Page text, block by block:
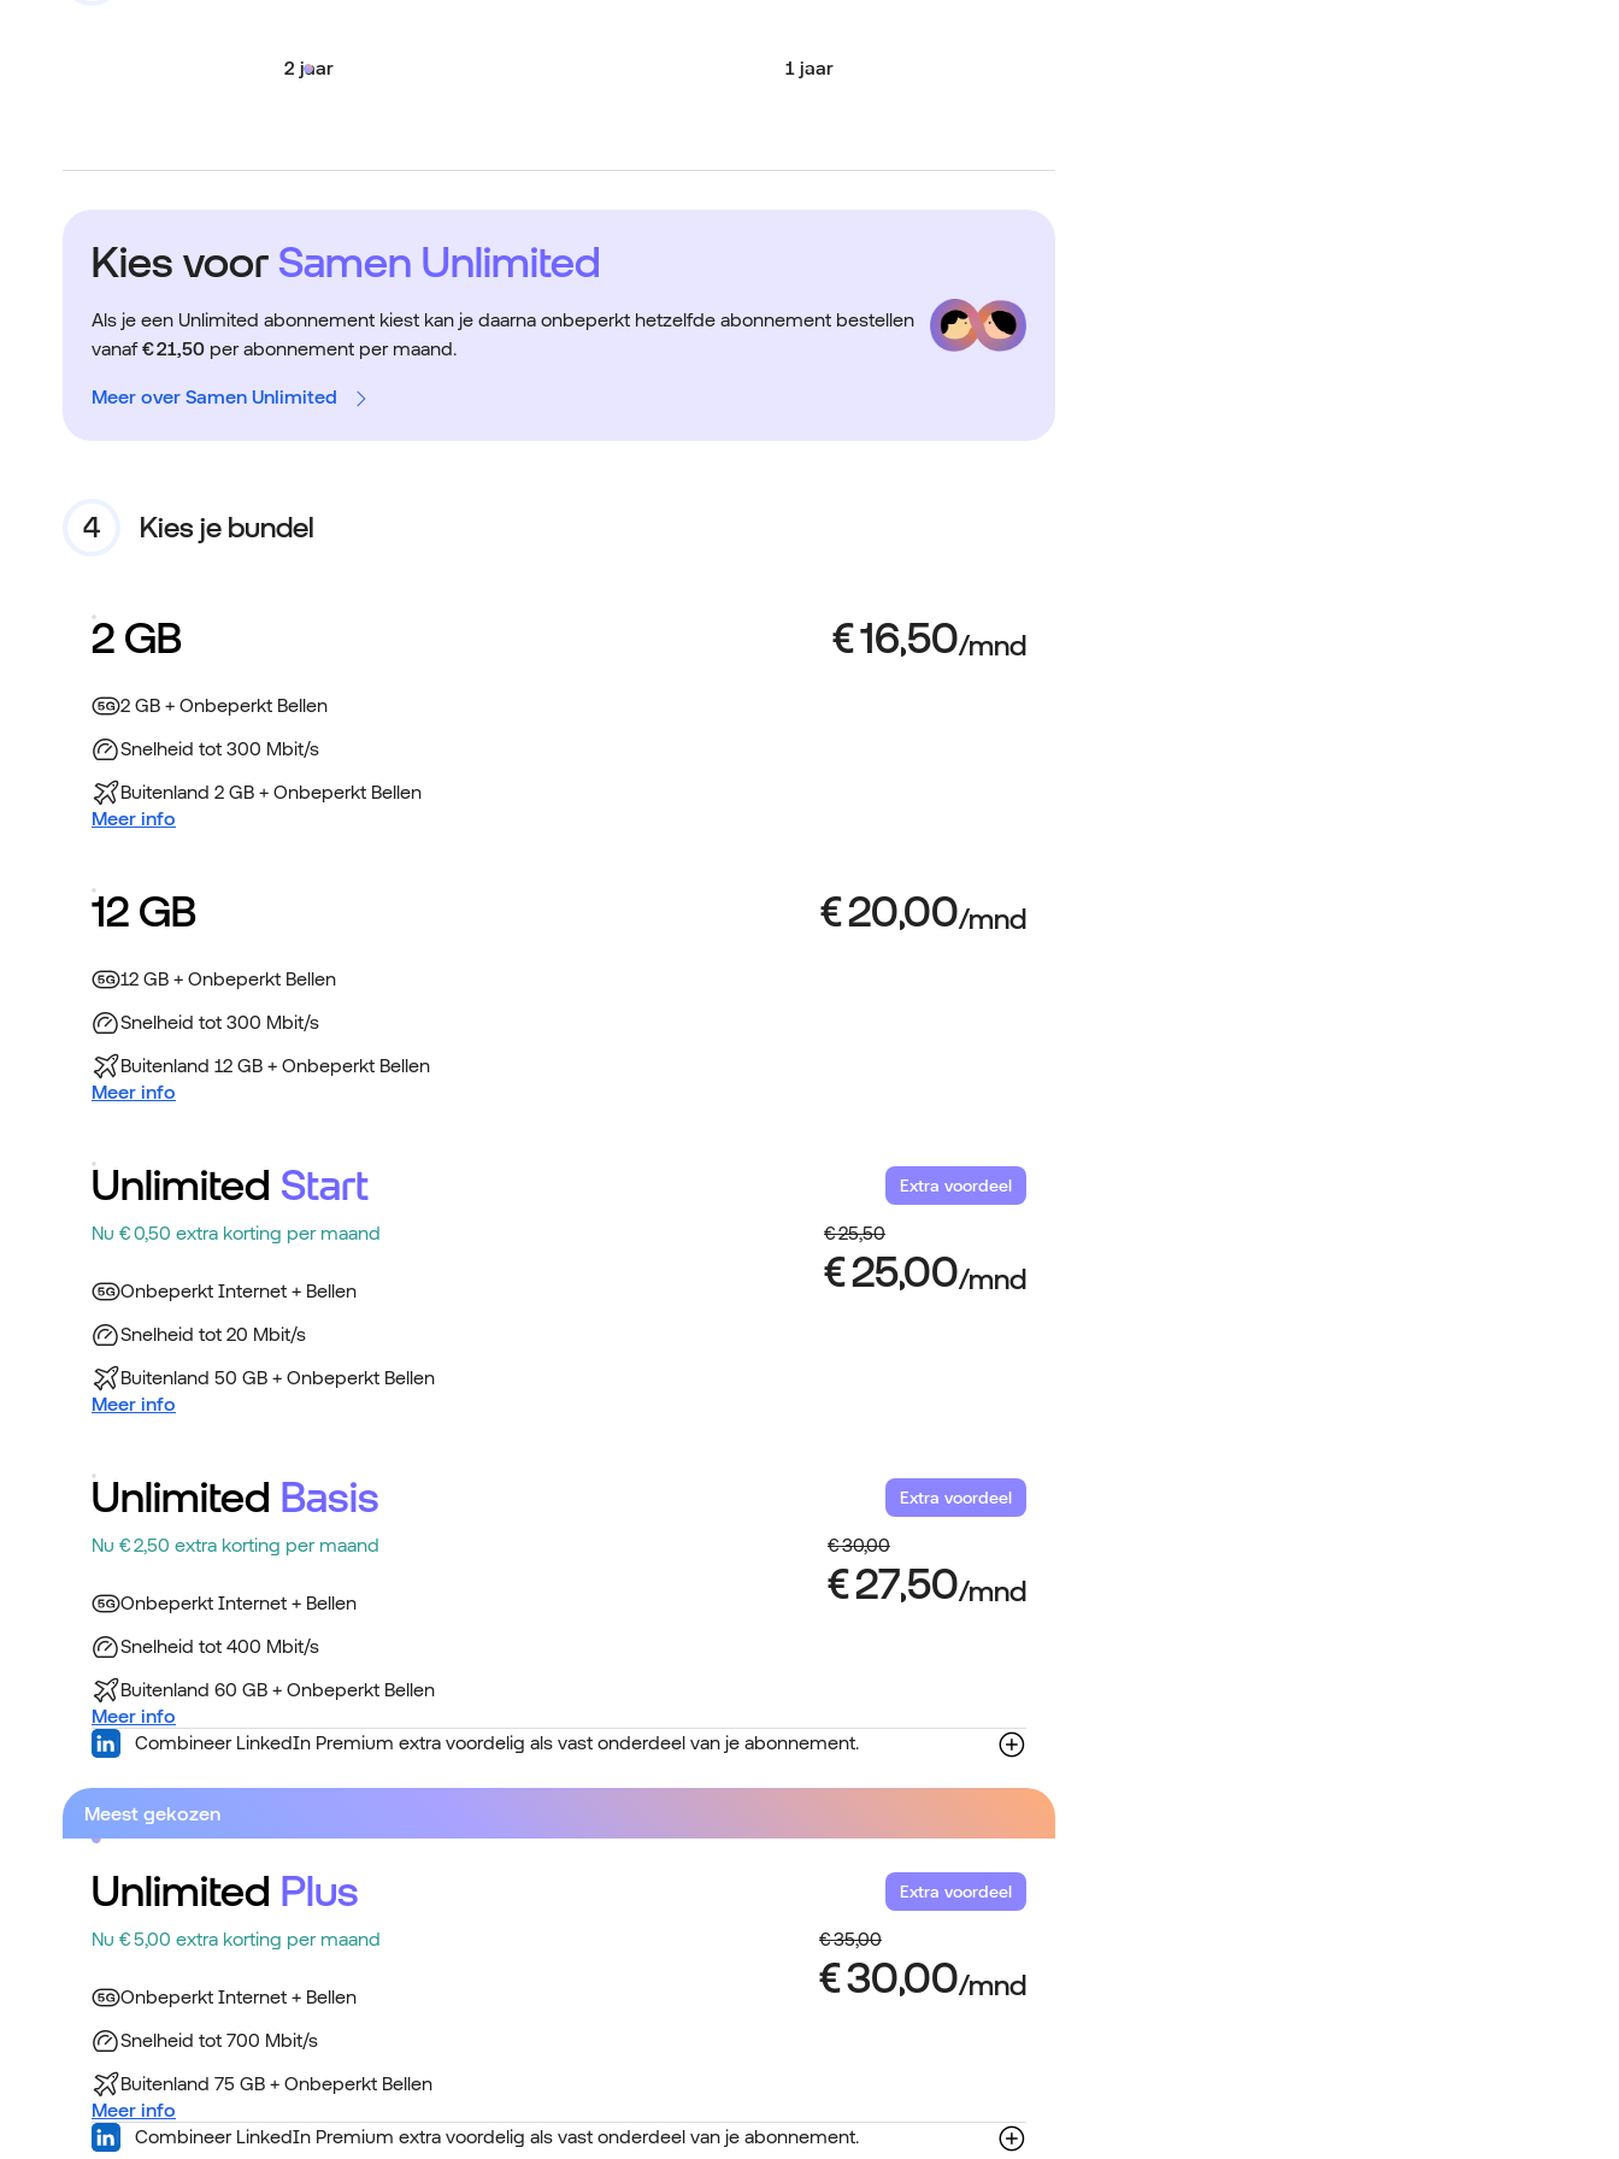
2 jaar 1 jaar
Kies voor Samen Unlimited
Als je een Unlimited abonnement kiest kan je daarna onbeperkt hetzelfde abonnement bestellen
vanaf€ 21,50 per abonnement per maand.
Meer over Samen Unlimited
Kies je bundel
2 GB
2 GB + Onbeperkt Bellen
Snelheid tot 300 Mbit/s
Buitenland 2 GB + Onbeperkt Bellen
Meer info
12 GB
12 GB + Onbeperkt Bellen
Snelheid tot 300 Mbit/s
Buitenland 12 GB + Onbeperkt Bellen
Meer info
Unlimited Start
Nu € 0,50 extra korting per maand
Onbeperkt Internet + Bellen
Snelheid tot 20 Mbit/s
Buitenland 50 GB + Onbeperkt Bellen
Extra voordeel
Meer info
Unlimited Basis
Nu € 2,50 extra korting per maand
Onbeperkt Internet + Bellen
Snelheid tot 400 Mbit/s
Buitenland 60 GB + Onbeperkt Bellen
Extra voordeel
Meer info
Combineer LinkedIn Premium extra voordelig als vast onderdeel van je abonnement.
Meest gekozen
Unlimited Plus
Nu € 5,00 extra korting per maand
Onbeperkt Internet + Bellen
Snelheid tot 700 Mbit/s
Buitenland 75 GB + Onbeperkt Bellen
Extra voordeel
Meer info
Combineer LinkedIn Premium extra voordelig als vast onderdeel van je abonnement.